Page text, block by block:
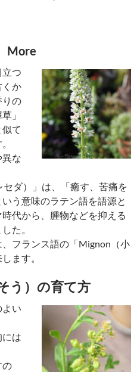
More
つ
くか
りの
」
て
な
セダ）」は、「癒す、苦痛を
う意味のラテン語を語源と
代から、腫物などを抑える
た。
フランス語の「Mignon（小
ます。
う）の育て方
い
は
の